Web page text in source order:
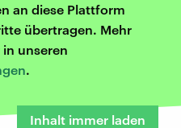
an diese Plattform
übertragen. Mehr
unseren
.
Inhalt immer laden